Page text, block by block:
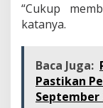
“Cukup
katanya.
Baca Juga:
Pastikan
September